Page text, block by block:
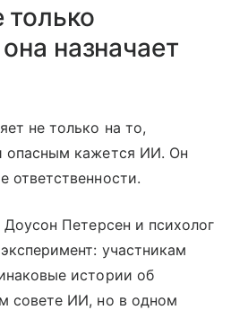
назначает
не только на то,
опасным кажется ИИ. Он
ответственности.
Петерсен и психолог
эксперимент: участникам
истории об
совете ИИ, но в одном